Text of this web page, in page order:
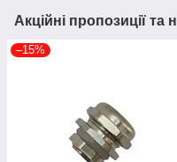
Акційні пропозиції та
–15%